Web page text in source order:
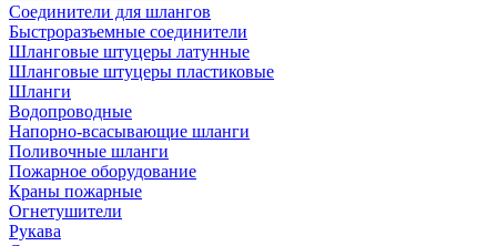
Соединители для шлангов
Быстроразъемные соединители
Шланговые штуцеры латунные
Шланговые штуцеры пластиковые
Шланги
Водопроводные
Напорно-всасывающие шланги
Поливочные шланги
Пожарное оборудование
Краны пожарные
Огнетушители
Рукава